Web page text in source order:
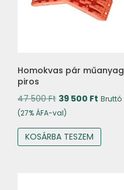
Homokvas pár műanyag
piros
47 500Ft Original
price
was:
47
39 500 Ft Current
is:
Bruttó
(27% ÁFA-val)
KOSÁRBA TESZEM